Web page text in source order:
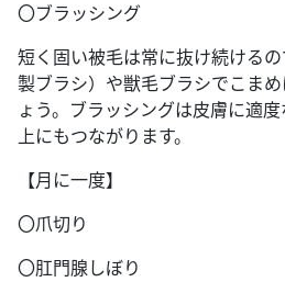
〇ブラッシング
短く固い被毛は常に抜け続ける
製ブラシ）や獣毛ブラシでこま
ょう。ブラッシングは皮膚に適
上にもつながります。
【月に一度】
〇爪切り
〇肛門腺しぼり